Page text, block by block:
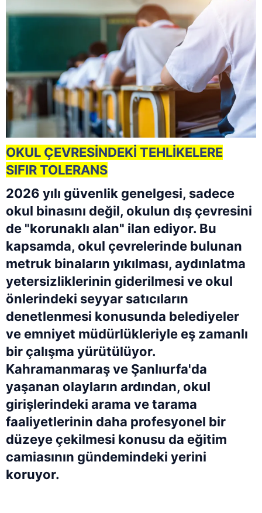
OKUL ÇEVRESİNDEKİ TEHLİKELERE
SIFIR TOLERANS
2026 yılı güvenlik genelgesi, sadece
okul binasını değil, okulun dış çevresini
de "korunaklı alan" ilan ediyor. Bu
kapsamda, okul çevrelerinde bulunan
metruk binaların yıkılması, aydınlatma
yetersizliklerinin giderilmesi ve okul
önlerindeki seyyar satıcıların
denetlenmesi konusunda belediyeler
ve emniyet müdürlükleriyle eş zamanlı
bir çalışma yürütülüyor.
Kahramanmaraş ve Şanlıurfa'da
yaşanan olayların ardından, okul
girişlerindeki arama ve tarama
faaliyetlerinin daha profesyonel bir
düzeye çekilmesi konusu da eğitim
camiasının gündemindeki yerini
koruyor.